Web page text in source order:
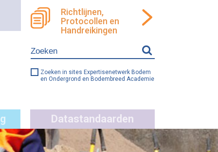
Richtlijnen,
Protocollen en
Handreikingen
Zoeken in sites Expertisenetwerk Bodem
en Ondergrond en Bodembreed Academie
Datastandaarden